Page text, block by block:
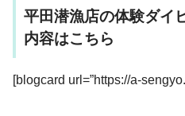
平田潜漁店の体験ダイ
内容はこちら
[blogcard url=”https://a-